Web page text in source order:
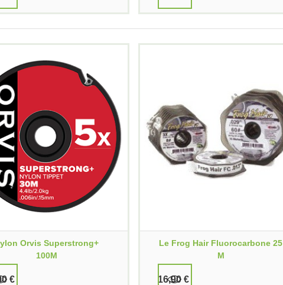
Orvis Superstrong+
100M
€
Le Frog Hair Fluorocarbone 25
M
16,90 €